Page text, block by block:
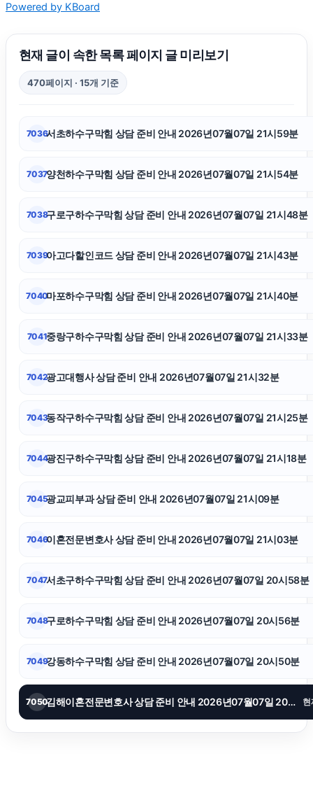
이혼변호사
울산이혼전문변호사
송파구하수구막힘
의정부법무법인
흥신소
이혼전문변호사
Powered by KBoard
현재 글이 속한 목록 페이지 글 미리보기
470페이지 · 15개 기준
7036서초하수구막힘 상담 준비 안내 2026년07월07일 21시59분
7037양천하수구막힘 상담 준비 안내 2026년07월07일 21시54분
7038구로구하수구막힘 상담 준비 안내 2026년07월07일 21시48분
7039아고다할인코드 상담 준비 안내 2026년07월07일 21시43분
7040마포하수구막힘 상담 준비 안내 2026년07월07일 21시40분
7041중랑구하수구막힘 상담 준비 안내 2026년07월07일 21시33분
7042광고대행사 상담 준비 안내 2026년07월07일 21시32분
7043동작구하수구막힘 상담 준비 안내 2026년07월07일 21시25분
7044광진구하수구막힘 상담 준비 안내 2026년07월07일 21시18분
7045광교피부과 상담 준비 안내 2026년07월07일 21시09분
7046이혼전문변호사 상담 준비 안내 2026년07월07일 21시03분
7047서초구하수구막힘 상담 준비 안내 2026년07월07일 20시58분
7048구로하수구막힘 상담 준비 안내 2026년07월07일 20시56분
7049강동하수구막힘 상담 준비 안내 2026년07월07일 20시50분
7050 김해이혼전문변호사 상담 준비 안내 2026년07월07일 20시44분 현